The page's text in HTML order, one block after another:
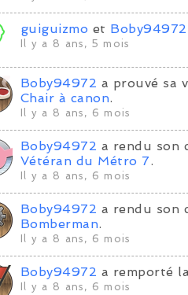
guiguizmo et Boby94972
Il y a 8 ans, 5 mois
Boby94972 a prouvé sa
Chair à canon.
Il y a 8 ans, 6 mois
Boby94972 a rendu son
Vétéran du Métro 7.
Il y a 8 ans, 6 mois
Boby94972 a rendu son
Bomberman.
Il y a 8 ans, 6 mois
Boby94972 a remporté
Il y a 8 ans, 6 mois